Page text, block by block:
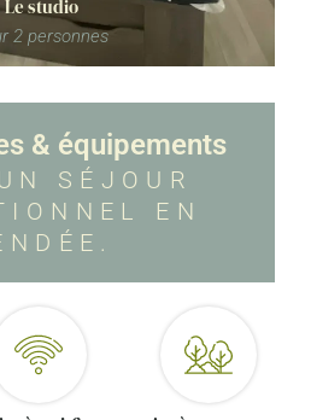
Le studio
2 personnes
savoir plus
& équipements
SÉJOUR
EN